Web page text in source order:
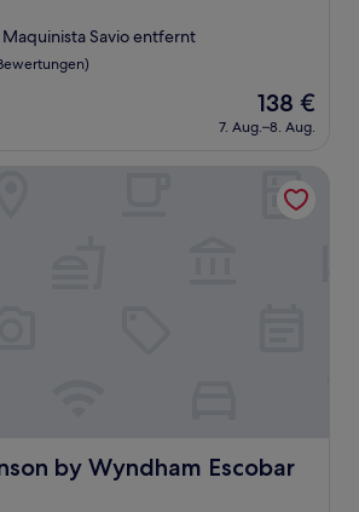
Savio entfernt
Der
Preis
beträgt
138 €
7. Aug.–8. Aug.
by Wyndham Escobar
by Wyndham Escobar Hotel